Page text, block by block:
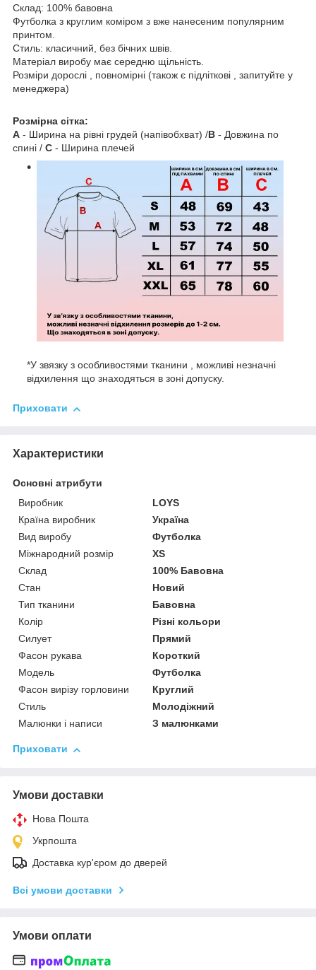
Склад: 100% бавовна
Футболка з круглим коміром з вже нанесеним популярним
принтом.
Стиль: класичний, без бічних швів.
Матеріал виробу має середню щільність.
Розміри дорослі , повномірні (також є підліткові , запитуйте у
менеджера)
Розмірна сітка:
A - Ширина на рівні грудей (напівобхват) /B - Довжина по
спині / C - Ширина плечей
*У звязку з особливостями тканини , можливі незначні
відхилення що знаходяться в зоні допуску.
Приховати
Характеристики
Основні атрибути
Виробник
LOYS
Країна виробник
Україна
Вид виробу
Футболка
Міжнародний розмір
XS
Склад
100% Бавовна
Стан
Новий
Тип тканини
Бавовна
Колір
Різні кольори
Силует
Прямий
Фасон рукава
Короткий
Модель
Футболка
Фасон вирізу горловини
Круглий
Стиль
Молодіжний
Малюнки і написи
З малюнками
Приховати
Умови доставки
Нова Пошта
Укрпошта
Доставка кур'єром до дверей
Всі умови доставки
Умови оплати